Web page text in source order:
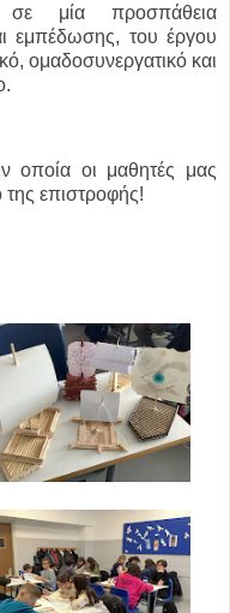
σε μία προσπάθεια
εμπέδωσης, του έργου
ομαδοσυνεργατικό και
οποία οι μαθητές μας
επιστροφής!